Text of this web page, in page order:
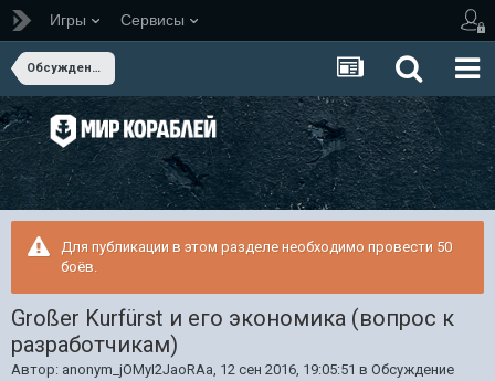
Игры Сервисы
Обсуждение Мира Кораблей
Для публикации в этом разделе необходимо провести 50
боёв.
Großer Kurfürst и его экономика (вопрос к
разработчикам)
Автор: anonym_jOMyI2JaoRAa, 12 сен 2016, 19:05:51 в Обсуждение